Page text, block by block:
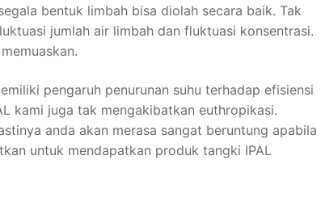
bentuk limbah bisa diolah secara baik. Tak
jumlah air limbah dan fluktuasi konsentrasi.
pengaruh penurunan suhu terhadap efisiensi
kami juga tak mengakibatkan euthropikasi.
anda akan merasa sangat beruntung apabila
untuk mendapatkan produk tangki IPAL